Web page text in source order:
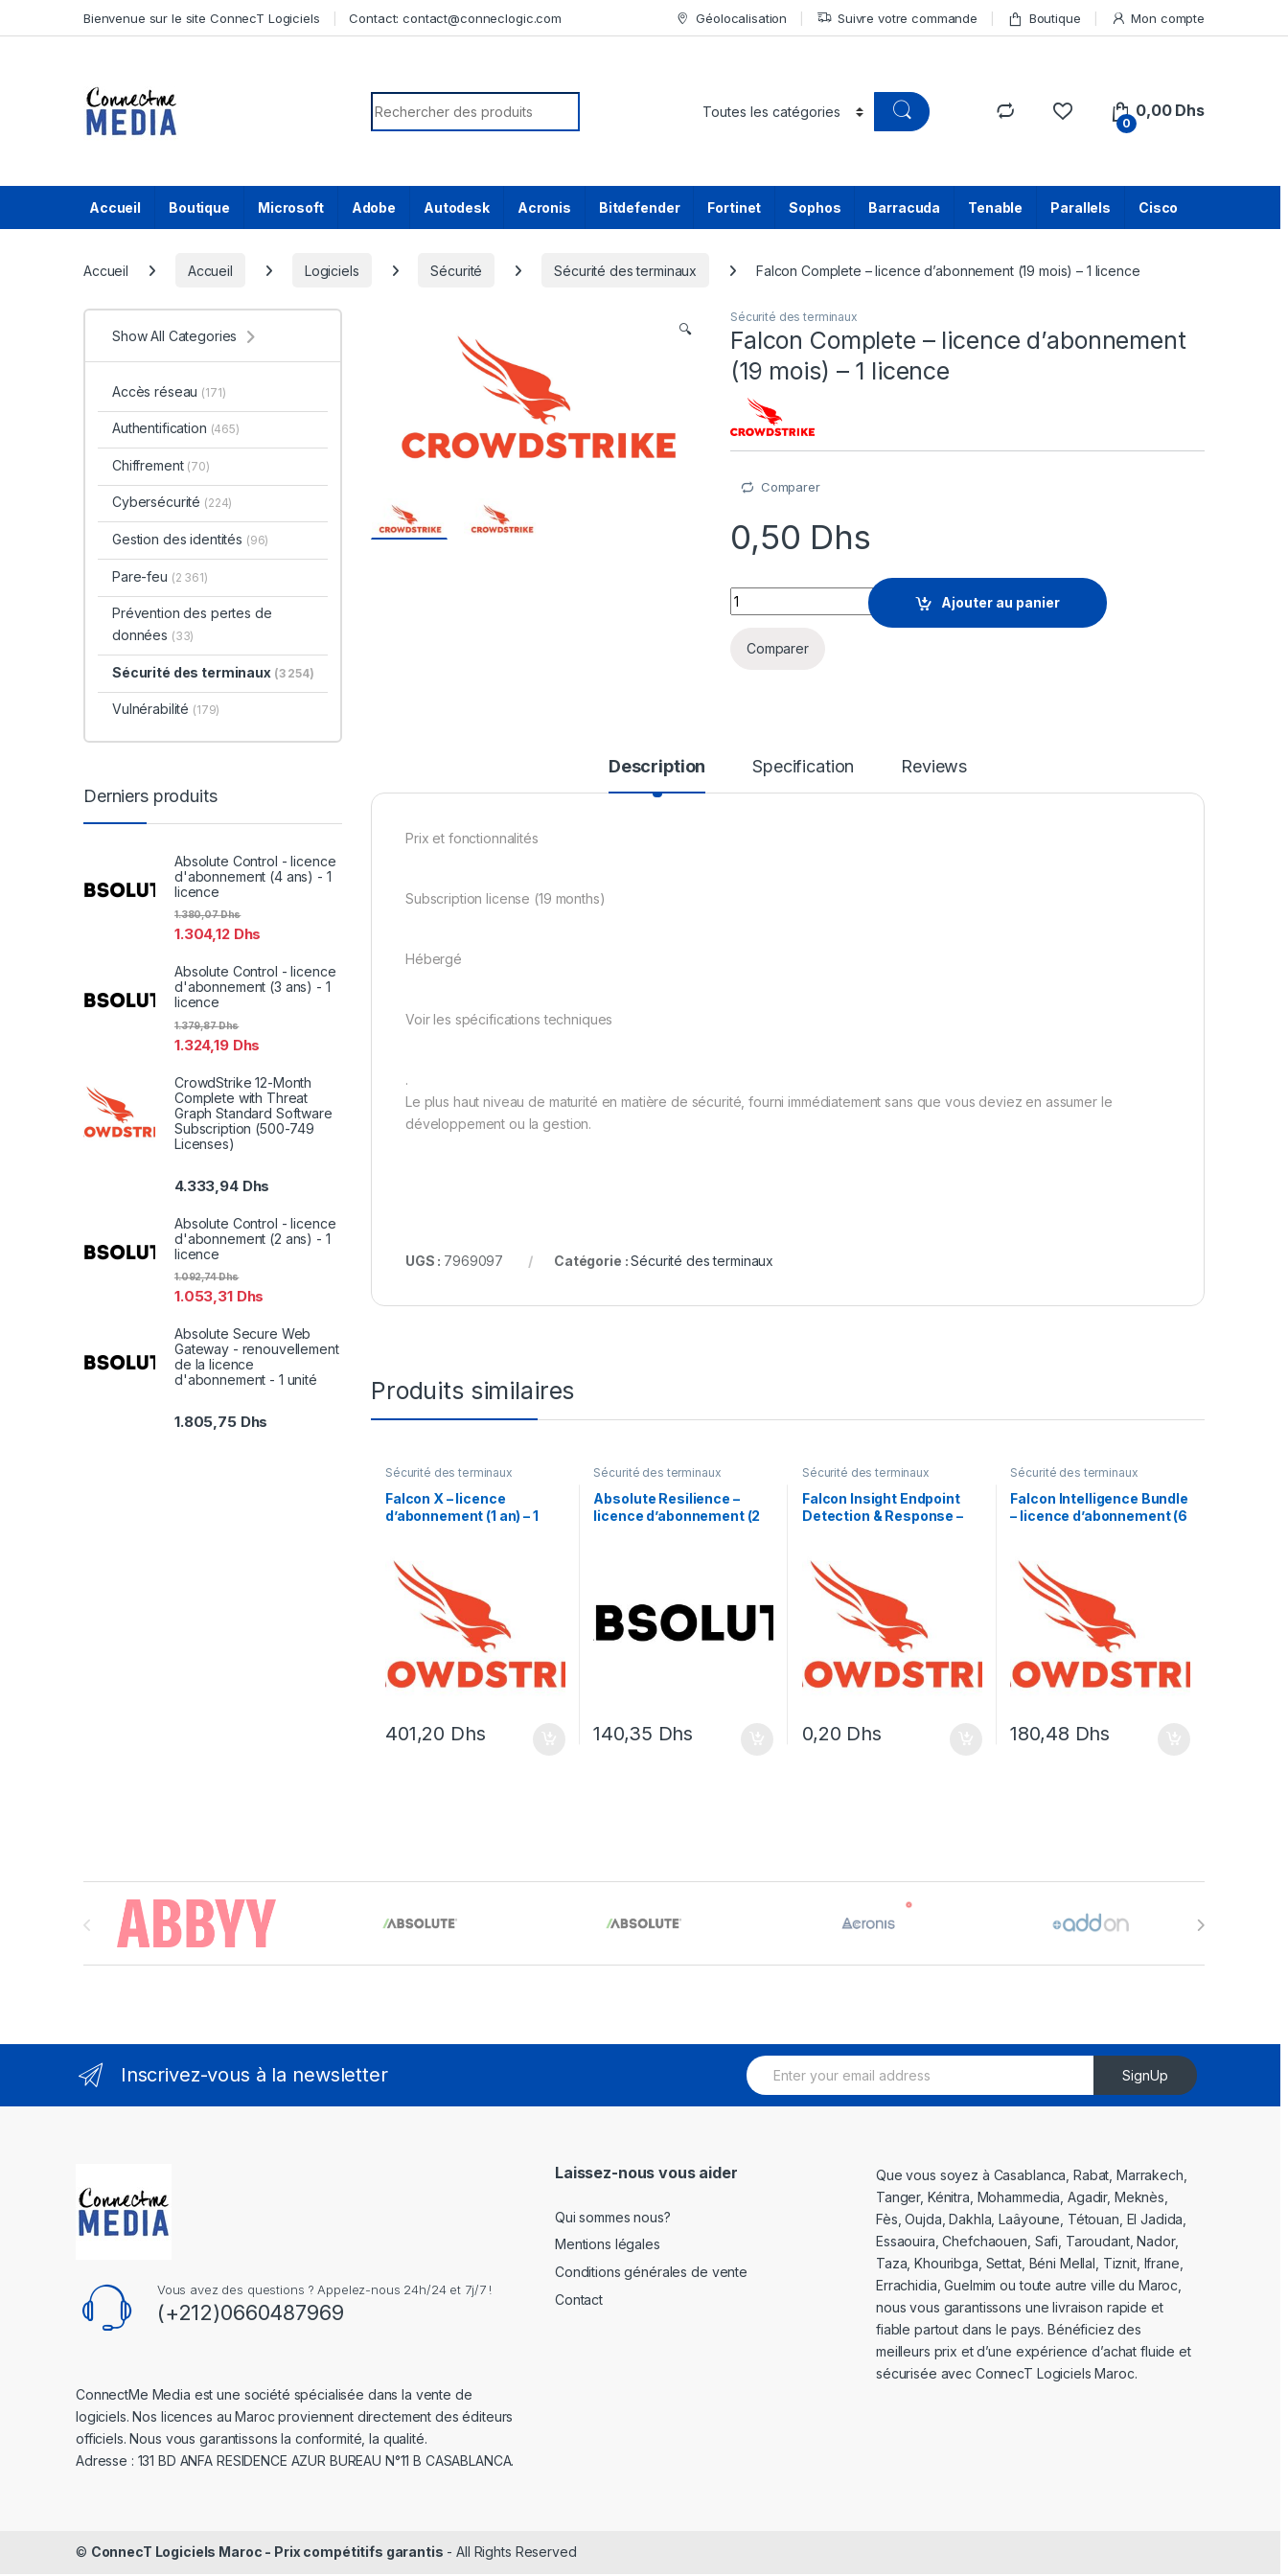
Bienvenue sur le site ConnecT Logiciels Contact:contact@conneclogic.com Géolocalisation Suivre votre commande Boutique Mon compte
Search for:
0
0,00 Dhs
Accueil Boutique Microsoft Adobe Autodesk Acronis Bitdefender Fortinet Sophos Barracuda Tenable Parallels Cisco
Accueil Accueil Logiciels Sécurité Sécurité des terminaux Falcon Complete – licence d’abonnement (19 mois) – 1 licence
🔍
Sécurité des terminaux
Falcon Complete – licence d’abonnement
(19 mois) – 1 licence
Comparer
0,50 Dhs
Falcon Complete - licence d'abonnement (19 mois) - 1 licence quantity
Ajouter au panier
Comparer
Description Specification Reviews
Prix et fonctionnalités
Subscription license (19 months)
Hébergé
Voir les spécifications techniques
.
Le plus haut niveau de maturité en matière de sécurité, fourni immédiatement sans que vous deviez en assumer le
développement ou la gestion.
UGS : 7969097 Catégorie :Sécurité des terminaux
Produits similaires
Sécurité des terminaux
Falcon X – licence
d’abonnement (1 an) – 1
401,20 Dhs
Sécurité des terminaux
Absolute Resilience –
licence d’abonnement (2
140,35 Dhs
Sécurité des terminaux
Falcon Insight Endpoint
Detection & Response –
0,20 Dhs
Sécurité des terminaux
Falcon Intelligence Bundle
– licence d’abonnement (6
180,48 Dhs
Show All Categories
Accès réseau (171)
Authentification (465)
Chiffrement (70)
Cybersécurité (224)
Gestion des identités (96)
Pare-feu (2 361)
Prévention des pertes de
données (33)
Sécurité des terminaux (3 254)
Vulnérabilité (179)
Derniers produits
Absolute Control - licence
d'abonnement (4 ans) - 1
licence
1.304,12 Dhs
1.380,07Dhs
Absolute Control - licence
d'abonnement (3 ans) - 1
licence
1.324,19 Dhs
1.379,87Dhs
CrowdStrike 12-Month
Complete with Threat
Graph Standard Software
Subscription (500-749
Licenses)
4.333,94 Dhs
Absolute Control - licence
d'abonnement (2 ans) - 1
licence
1.053,31 Dhs
1.092,74Dhs
Absolute Secure Web
Gateway - renouvellement
de la licence
d'abonnement - 1 unité
1.805,75 Dhs
Brands Carousel
Inscrivez-vous à la newsletter
E
m
SignUp
Vous avez des questions ? Appelez-nous 24h/24 et 7j/7 !
(+212)0660487969
ConnectMe Media est une société spécialisée dans la vente de
logiciels. Nos licences au Maroc proviennent directement des éditeurs
officiels. Nous vous garantissons la conformité, la qualité.
Adresse : 131 BD ANFA RESIDENCE AZUR BUREAU N°11 B CASABLANCA.
Laissez-nous vous aider
Qui sommes nous?
Mentions légales
Conditions générales de vente
Contact
Que vous soyez à Casablanca, Rabat, Marrakech,
Tanger, Kénitra, Mohammedia, Agadir, Meknès,
Fès, Oujda, Dakhla, Laâyoune, Tétouan, El Jadida,
Essaouira, Chefchaouen, Safi, Taroudant, Nador,
Taza, Khouribga, Settat, Béni Mellal, Tiznit, Ifrane,
Errachidia, Guelmim ou toute autre ville du Maroc,
nous vous garantissons une livraison rapide et
fiable partout dans le pays. Bénéficiez des
meilleurs prix et d’une expérience d’achat fluide et
sécurisée avec ConnecT Logiciels Maroc.
© ConnecT Logiciels Maroc - Prix compétitifs garantis - All Rights Reserved